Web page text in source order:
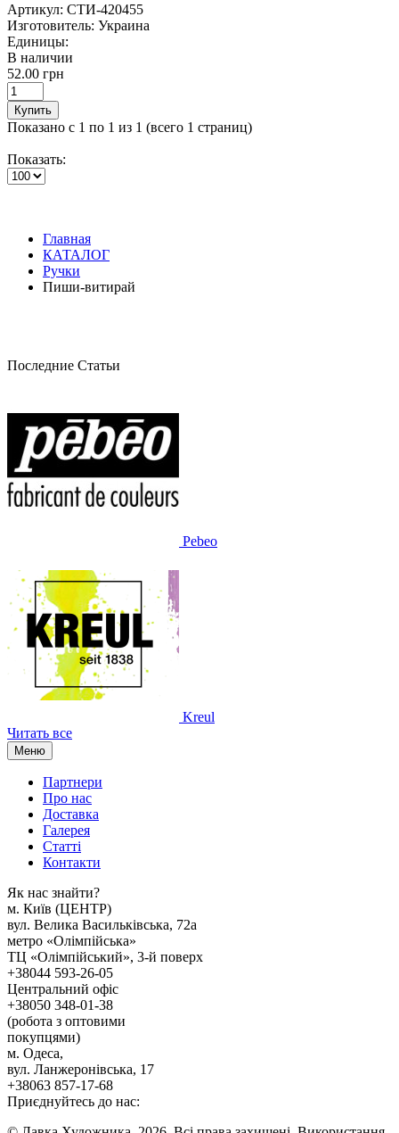
Артикул: СТИ-420455
Изготовитель: Украина
Единицы:
В наличии
52.00 грн
Купить
Показано с 1 по 1 из 1 (всего 1 страниц)
Показать:
Главная
КАТАЛОГ
Ручки
Пиши-витирай
Последние Статьи
Pebeo
Kreul
Читать все
Меню
Партнери
Про нас
Доставка
Галерея
Статтi
Контакти
Як наc знайти?
м. Киïв (ЦЕНТР)
вул. Велика Васильківська, 72а
метро «Олімпійська»
ТЦ «Олімпійський», 3-й поверх
+38044 593-26-05
Центральний офіс
+38050 348-01-38
(робота з оптовими
покупцями)
м. Одеса,
вул. Ланжеронівська, 17
+38063 857-17-68
Приєднуйтесь до нас: